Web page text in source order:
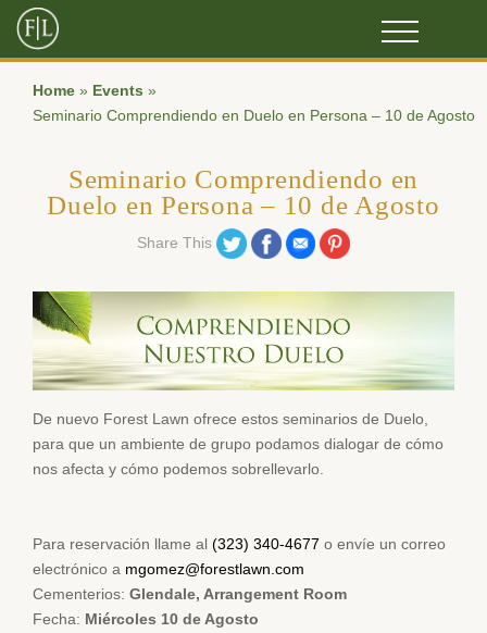
Home » Events »
Seminario Comprendiendo en Duelo en Persona – 10 de Agosto
Seminario Comprendiendo en
Duelo en Persona – 10 de Agosto
Share This Share on Twitter
Share on Facebook
Share on Email
Share on Pinterest
De nuevo Forest Lawn ofrece estos seminarios de Duelo,
para que un ambiente de grupo podamos dialogar de cómo
nos afecta y cómo podemos sobrellevarlo.
Para reservación llame al (323) 340-4677 o envíe un correo
electrónico a mgomez@forestlawn.com
Cementerios: Glendale, Arrangement Room
Fecha: Miércoles 10 de Agosto